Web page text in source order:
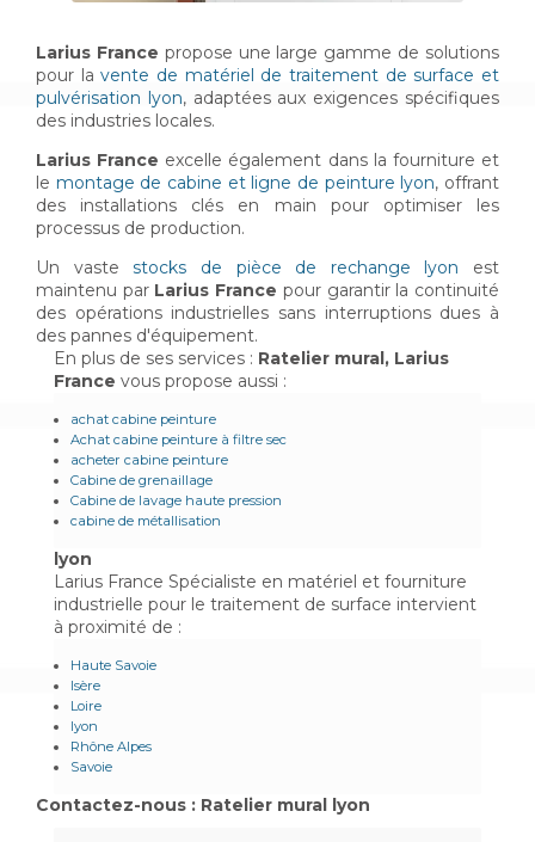
Larius France propose une large gamme de solutions
pour lavente de matériel de traitement de surface et
pulvérisation lyon, adaptées aux exigences spécifiques
des industries locales.
Larius France excelle également dans la fourniture et
le montage de cabine et ligne de peinture lyon, offrant
des installations clés en main pour optimiser les
processus de production.
Un vastestocks de pièce de rechange lyon est
maintenu par Larius France pour garantir la continuité
des opérations industrielles sans interruptions dues à
des pannes d'équipement.
En plus de ses services : Ratelier mural, Larius
France vous propose aussi :
achat cabine peinture
Achat cabine peinture à filtre sec
acheter cabine peinture
Cabine de grenaillage
Cabine de lavage haute pression
cabine de métallisation
lyon
Larius France Spécialiste en matériel et fourniture
industrielle pour le traitement de surface intervient
à proximité de :
Haute Savoie
Isère
Loire
lyon
Rhône Alpes
Savoie
Contactez-nous : Ratelier mural lyon